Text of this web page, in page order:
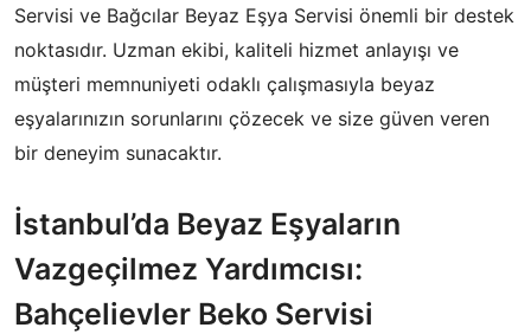
Servisi ve Bağcılar Beyaz Eşya Servisi önemli bir destek
noktasıdır. Uzman ekibi, kaliteli hizmet anlayışı ve
müşteri memnuniyeti odaklı çalışmasıyla beyaz
eşyalarınızın sorunlarını çözecek ve size güven veren
bir deneyim sunacaktır.
İstanbul’da Beyaz Eşyaların
Vazgeçilmez Yardımcısı:
Bahçelievler Beko Servisi